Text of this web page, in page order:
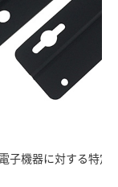
子機器に対する特